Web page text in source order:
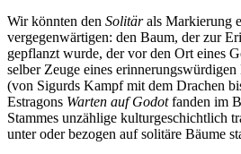
Wir könnten den Solitärals Markierung
vergegenwärtigen: den Baum, der zur
gepflanzt wurde, der vor den Ort eines
selber Zeuge eines erinnerungswürdigen
(von Sigurds Kampf mit dem Drachen
Estragons Warten auf Godotfanden im
Stammes unzählige kulturgeschichtlich
unter oder bezogen auf solitäre Bäume